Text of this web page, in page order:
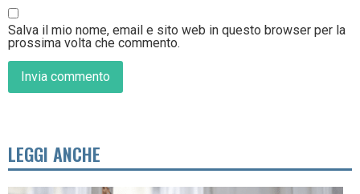
Salva il mio nome, email e sito web in questo browser per la
prossima volta che commento.
LEGGI ANCHE